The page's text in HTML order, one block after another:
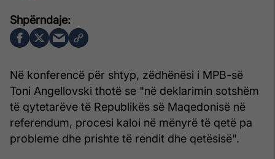
Në konferencë për shtyp, zëdhënësi i MPB-së
Toni Angellovski thotë se "në deklarimin sotshëm
të qytetarëve të Republikës së Maqedonisë në
referendum, procesi kaloi në mënyrë të qetë pa
probleme dhe prishte të rendit dhe qetësisë".